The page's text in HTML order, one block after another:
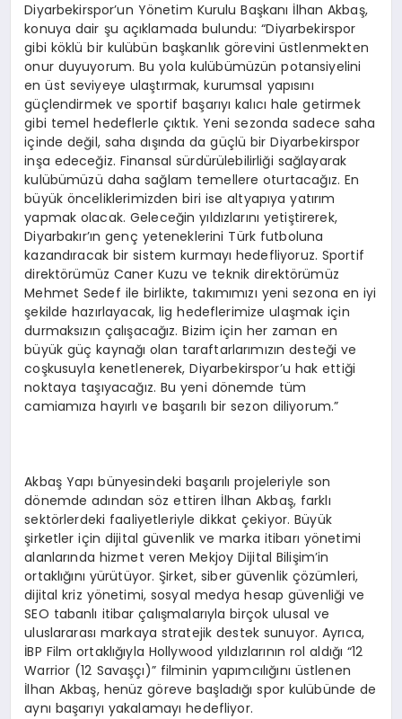
Diyarbekirspor’un Yönetim Kurulu Başkanı İlhan Akbaş,
konuya dair şu açıklamada bulundu: “Diyarbekirspor
gibi köklü bir kulübün başkanlık görevini üstlenmekten
onur duyuyorum. Bu yola kulübümüzün potansiyelini
en üst seviyeye ulaştırmak, kurumsal yapısını
güçlendirmek ve sportif başarıyı kalıcı hale getirmek
gibi temel hedeflerle çıktık. Yeni sezonda sadece saha
içinde değil, saha dışında da güçlü bir Diyarbekirspor
inşa edeceğiz. Finansal sürdürülebilirliği sağlayarak
kulübümüzü daha sağlam temellere oturtacağız. En
büyük önceliklerimizden biri ise altyapıya yatırım
yapmak olacak. Geleceğin yıldızlarını yetiştirerek,
Diyarbakır’ın genç yeteneklerini Türk futboluna
kazandıracak bir sistem kurmayı hedefliyoruz. Sportif
direktörümüz Caner Kuzu ve teknik direktörümüz
Mehmet Sedef ile birlikte, takımımızı yeni sezona en iyi
şekilde hazırlayacak, lig hedeflerimize ulaşmak için
durmaksızın çalışacağız. Bizim için her zaman en
büyük güç kaynağı olan taraftarlarımızın desteği ve
coşkusuyla kenetlenerek, Diyarbekirspor’u hak ettiği
noktaya taşıyacağız. Bu yeni dönemde tüm
camiamıza hayırlı ve başarılı bir sezon diliyorum.”
Akbaş Yapı bünyesindeki başarılı projeleriyle son
dönemde adından söz ettiren İlhan Akbaş, farklı
sektörlerdeki faaliyetleriyle dikkat çekiyor. Büyük
şirketler için dijital güvenlik ve marka itibarı yönetimi
alanlarında hizmet veren Mekjoy Dijital Bilişim’in
ortaklığını yürütüyor. Şirket, siber güvenlik çözümleri,
dijital kriz yönetimi, sosyal medya hesap güvenliği ve
SEO tabanlı itibar çalışmalarıyla birçok ulusal ve
uluslararası markaya stratejik destek sunuyor. Ayrıca,
İBP Film ortaklığıyla Hollywood yıldızlarının rol aldığı “12
Warrior (12 Savaşçı)” filminin yapımcılığını üstlenen
İlhan Akbaş, henüz göreve başladığı spor kulübünde de
aynı başarıyı yakalamayı hedefliyor.